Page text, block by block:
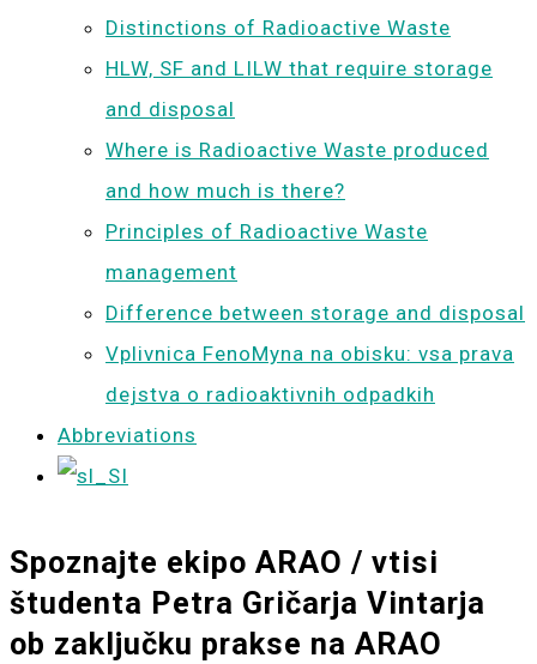
Distinctions of Radioactive Waste
HLW, SF and LILW that require storage
and disposal
Where is Radioactive Waste produced
and how much is there?
Principles of Radioactive Waste
management
Difference between storage and disposal
Vplivnica FenoMyna na obisku: vsa prava
dejstva o radioaktivnih odpadkih
Abbreviations
Spoznajte ekipo ARAO / vtisi
študenta Petra Gričarja Vintarja
ob zaključku prakse na ARAO